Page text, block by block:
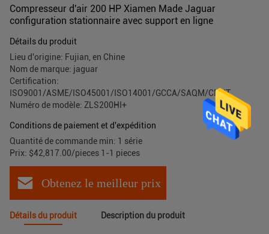
Compresseur d'air 200 HP Xiamen Made Jaguar
configuration stationnaire avec support en ligne
Détails du produit
Lieu d'origine: Fujian, en Chine
Nom de marque: jaguar
Certification:
ISO9001/ASME/ISO45001/ISO14001/GCCA/SAQM/CMIIT
Numéro de modèle: ZLS200HI+
Conditions de paiement et d'expédition
Quantité de commande min: 1 série
Prix: $42,817.00/pieces 1-1 pieces
Obtenez le meilleur prix
Détails du produit Description du produit